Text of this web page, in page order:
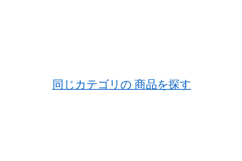
同じカテゴリの 商品を探す